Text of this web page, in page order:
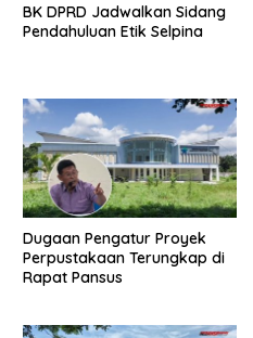
BK DPRD Jadwalkan Sidang
Pendahuluan Etik Selpina
Dugaan Pengatur Proyek
Perpustakaan Terungkap di
Rapat Pansus